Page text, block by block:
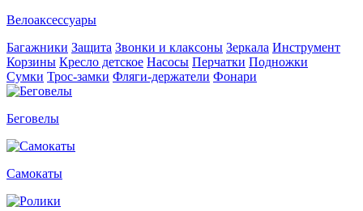
Велоаксессуары
Багажники Защита Звонки и клаксоны Зеркала Инструмент
Корзины Кресло детское Насосы Перчатки Подножки
Сумки Трос-замки Фляги-держатели Фонари
Беговелы
Самокаты